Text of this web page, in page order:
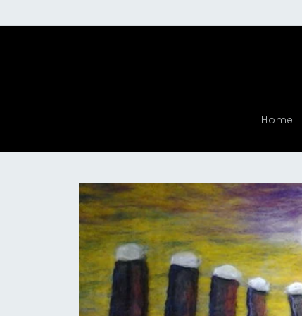
content
Home
Ga direct naar
productinformatie